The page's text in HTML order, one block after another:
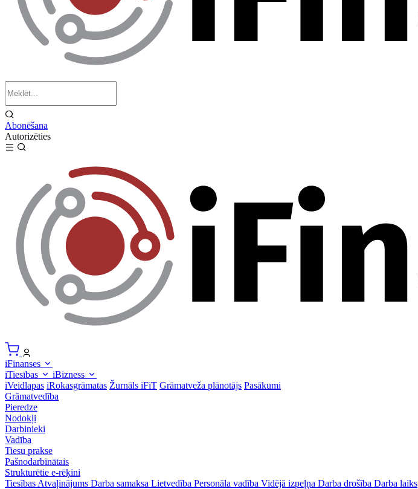
Abonēšana
Autorizēties
iFinanses
iTiesības
iBizness
iVeidlapas iRokasgrāmatas Žurnāls iFiT Grāmatveža plānotājs Pasākumi
Grāmatvedība
Pieredze
Nodokļi
Darbinieki
Vadība
Tiesu prakse
Pašnodarbinātais
Strukturētie e-rēķini
Tiesības Atvaļinājums Darba samaksa Lietvedība Personāla vadība Vidējā izpeļņa Darba drošība Darba laiks